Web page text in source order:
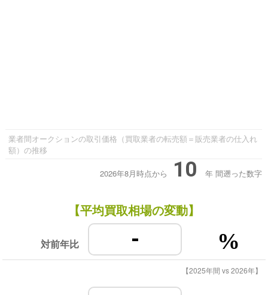
業者間オークションの取引価格（買取業者の転売額＝販売業者の仕入れ
額）の推移
2026年8月時点から 10 年 間遡った数字
【平均買取相場の変動】
対前年比 - %
【2025年間 vs 2026年】